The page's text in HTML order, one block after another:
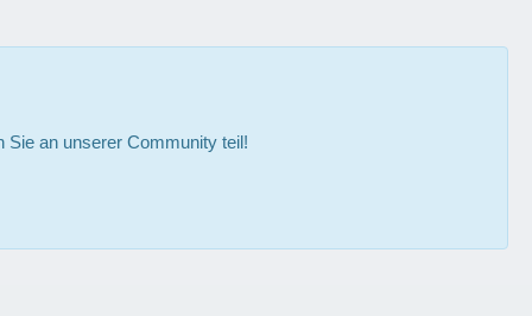
Sie an unserer Community teil!